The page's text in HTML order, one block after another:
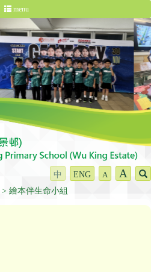
menu
中 ENG A A
繪本伴生命小組